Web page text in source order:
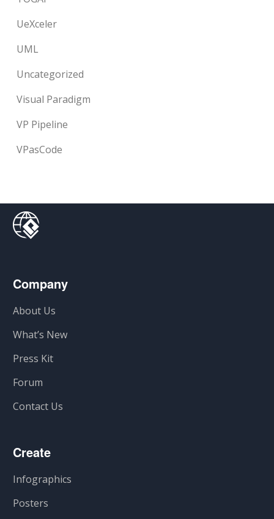
UeXceler
UML
Uncategorized
Visual Paradigm
VP Pipeline
VPasCode
Company
About Us
What’s New
Press Kit
Forum
Contact Us
Create
Infographics
Posters